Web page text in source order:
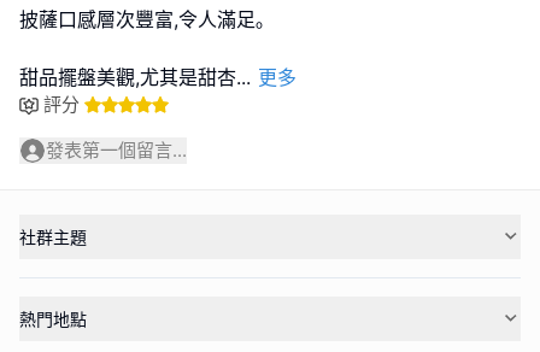
披薩口感層次豐富,令人滿足｡
甜品擺盤美觀,尤其是甜杏... 更多
評分
發表第一個留言...
社群主題
熱門地點